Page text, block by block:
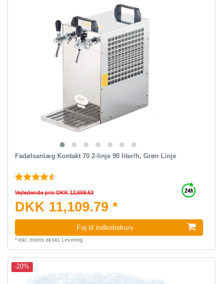
Fadølsanlæg Kontakt 70 2-linje 90 liter/h, Grøn Linje
Vejledende pris DKK 12,659.63
DKK 11,109.79 *
Foj til indkobskurv
* inkl. moms ekskl. Levering
-20%